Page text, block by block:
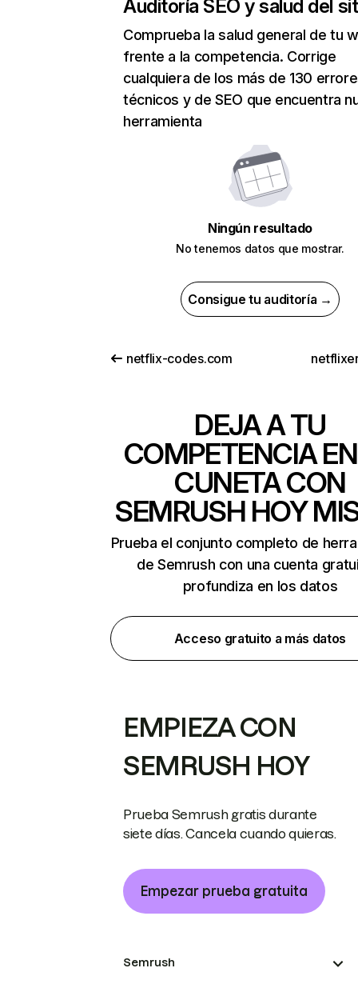
Auditoría SEO y salud del
Comprueba la salud general de tu
frente a la competencia. Corrige
cualquiera de los más de 130
técnicos y de SEO que encuentra
herramienta
Ningún resultado
No tenemos datos que mostrar.
Consigue tu auditoría →
netflix-codes.com
DEJA A TU
COMPETENCIA
CUNETA CON
SEMRUSH HOY
Prueba el conjunto completo de
de Semrush con una cuenta
profundiza en los datos
Acceso gratuito a más datos
EMPIEZA CON
SEMRUSH HOY
Prueba Semrush gratis durante
siete días. Cancela cuando quieras.
Empezar prueba gratuita
Semrush